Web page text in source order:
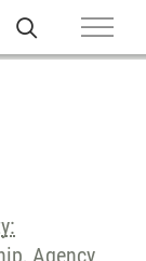
Agency